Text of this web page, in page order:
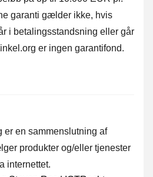
garanti gælder ikke, hvis
i betalingsstandsning eller går
er ingen garantifond.
er en sammenslutning af
produkter og/eller tjenester
internettet.